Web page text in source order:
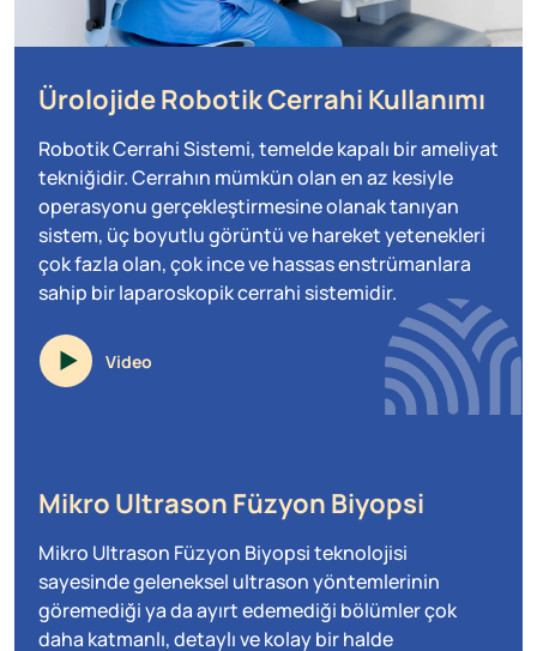
Ürolojide Robotik Cerrahi Kullanımı
Robotik Cerrahi Sistemi, temelde kapalı bir ameliyat
tekniğidir. Cerrahın mümkün olan en az kesiyle
operasyonu gerçekleştirmesine olanak tanıyan
sistem, üç boyutlu görüntü ve hareket yetenekleri
çok fazla olan, çok ince ve hassas enstrümanlara
sahip bir laparoskopik cerrahi sistemidir.
Video
Mikro Ultrason Füzyon Biyopsi
Mikro Ultrason Füzyon Biyopsi teknolojisi
sayesinde geleneksel ultrason yöntemlerinin
göremediği ya da ayırt edemediği bölümler çok
daha katmanlı, detaylı ve kolay bir halde